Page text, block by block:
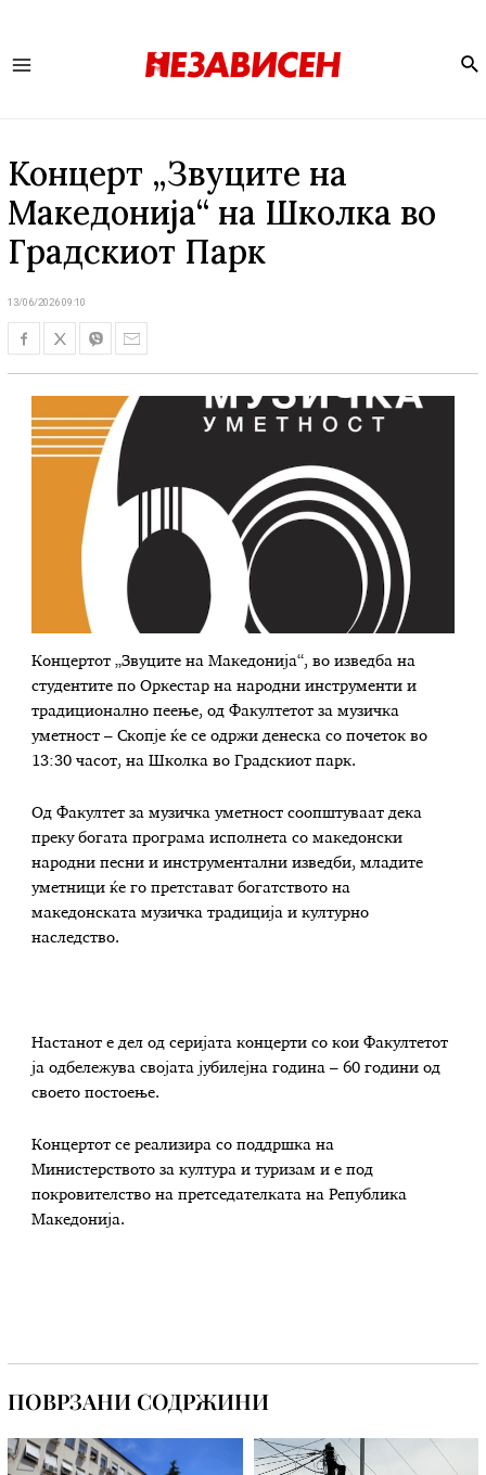
Концерт „Звуците на
Македонија“ на Школка во
Градскиот Парк
13/06/2026 09:10
Концертот „Звуците на Македонија“, во изведба на
студентите по Оркестар на народни инструменти и
традиционално пеење, од Факултетот за музичка
уметност – Скопје ќе се одржи денеска со почеток во
13:30 часот, на Школка во Градскиот парк.
Од Факултет за музичка уметност соопштуваат дека
преку богата програма исполнета со македонски
народни песни и инструментални изведби, младите
уметници ќе го претстават богатството на
македонската музичка традиција и културно
наследство.
Настанот е дел од серијата концерти со кои Факултетот
ја одбележува својата јубилејна година – 60 години од
своето постоење.
Концертот се реализира со поддршка на
Министерството за култура и туризам и е под
покровителство на претседателката на Република
Македонија.
ПОВРЗАНИ СОДРЖИНИ